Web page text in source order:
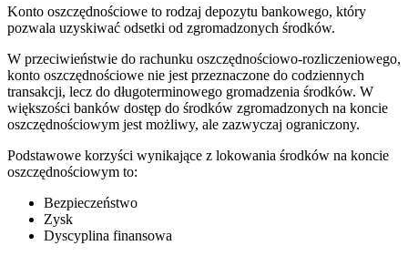
Konto oszczędnościowe to rodzaj depozytu bankowego, który
pozwala uzyskiwać odsetki od zgromadzonych środków.
W przeciwieństwie do rachunku oszczędnościowo-rozliczeniowego,
konto oszczędnościowe nie jest przeznaczone do codziennych
transakcji, lecz do długoterminowego gromadzenia środków. W
większości banków dostęp do środków zgromadzonych na koncie
oszczędnościowym jest możliwy, ale zazwyczaj ograniczony.
Podstawowe korzyści wynikające z lokowania środków na koncie
oszczędnościowym to:
Bezpieczeństwo
Zysk
Dyscyplina finansowa